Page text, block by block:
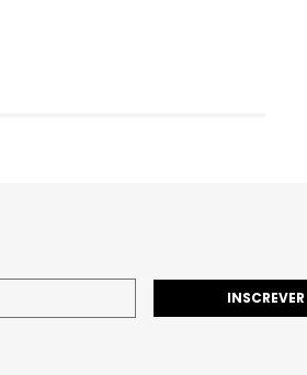
INSCREVER